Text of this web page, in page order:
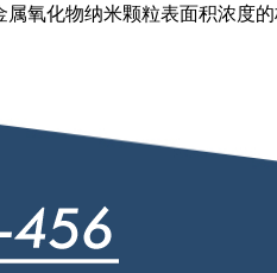
氧化物纳米颗粒表面积浓度